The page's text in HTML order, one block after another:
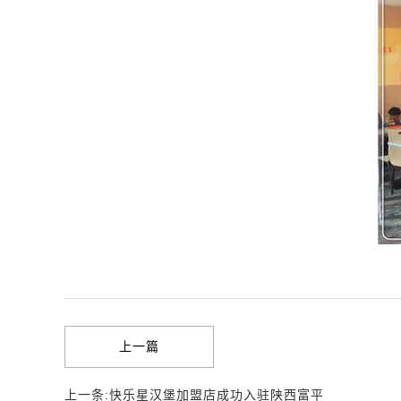
上一篇
上一条:快乐星汉堡加盟店成功入驻陕西富平